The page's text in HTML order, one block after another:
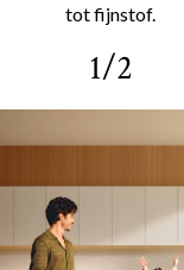
tot fijnstof.
1/2